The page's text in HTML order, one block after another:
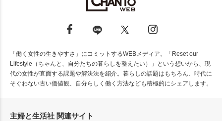
「働く女性の生きやすさ」にコミットするWEBメディア。「Reset our
Lifestyle（ちゃんと、自分たちの暮らしを整えたい）」という想いから、現
代の女性が直面する課題や解決法を紹介。暮らしの話題はもちろん、時代に
そぐわない古い価値観、自分らしく働く方法なども積極的にシェアします。
主婦と生活社 関連サイト